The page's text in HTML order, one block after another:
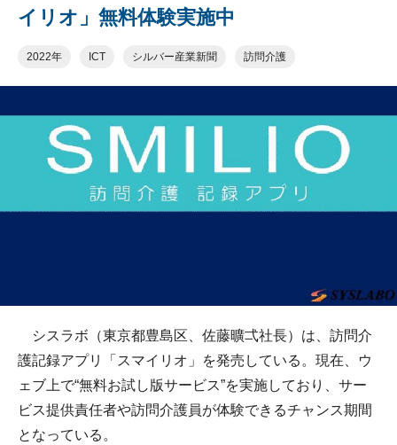
イリオ」無料体験実施中
2022年 ICT シルバー産業新聞 訪問介護
シスラボ（東京都豊島区、佐藤曠弌社長）は、訪問介
護記録アプリ「スマイリオ」を発売している。現在、ウ
ェブ上で“無料お試し版サービス”を実施しており、サー
ビス提供責任者や訪問介護員が体験できるチャンス期間
となっている。